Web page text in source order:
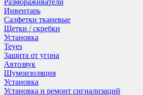
Размораживатели
Инвентарь
Салфетки тканевые
Щетки / скребки
Установка
Teyes
Защита от угона
Автозвук
Шумоизоляция
Установка
Установка и ремонт сигнализаций